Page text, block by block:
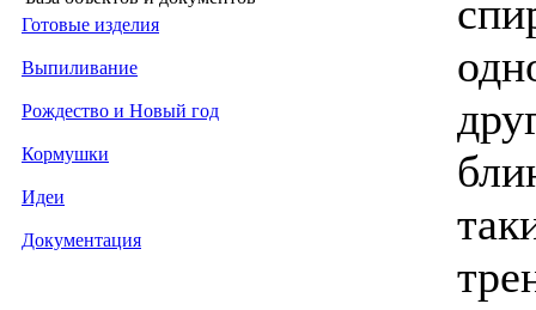
Готовые изделия
Выпиливание
Рождество и Новый год
Кормушки
Идеи
Документация